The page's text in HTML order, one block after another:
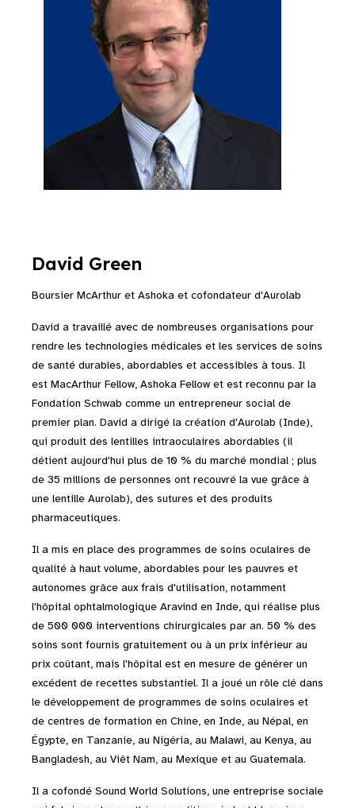
David Green
Boursier McArthur et Ashoka et cofondateur d'Aurolab
David a travaillé avec de nombreuses organisations pour
rendre les technologies médicales et les services de soins
de santé durables, abordables et accessibles à tous. Il
est MacArthur Fellow, Ashoka Fellow et est reconnu par la
Fondation Schwab comme un entrepreneur social de
premier plan. David a dirigé la création d'Aurolab (Inde),
qui produit des lentilles intraoculaires abordables (il
détient aujourd'hui plus de 10 % du marché mondial ; plus
de 35 millions de personnes ont recouvré la vue grâce à
une lentille Aurolab), des sutures et des produits
pharmaceutiques.
Il a mis en place des programmes de soins oculaires de
qualité à haut volume, abordables pour les pauvres et
autonomes grâce aux frais d'utilisation, notamment
l'hôpital ophtalmologique Aravind en Inde, qui réalise plus
de 500 000 interventions chirurgicales par an. 50 % des
soins sont fournis gratuitement ou à un prix inférieur au
prix coûtant, mais l'hôpital est en mesure de générer un
excédent de recettes substantiel. Il a joué un rôle clé dans
le développement de programmes de soins oculaires et
de centres de formation en Chine, en Inde, au Népal, en
Égypte, en Tanzanie, au Nigéria, au Malawi, au Kenya, au
Bangladesh, au Viêt Nam, au Mexique et au Guatemala.
Il a cofondé Sound World Solutions, une entreprise sociale